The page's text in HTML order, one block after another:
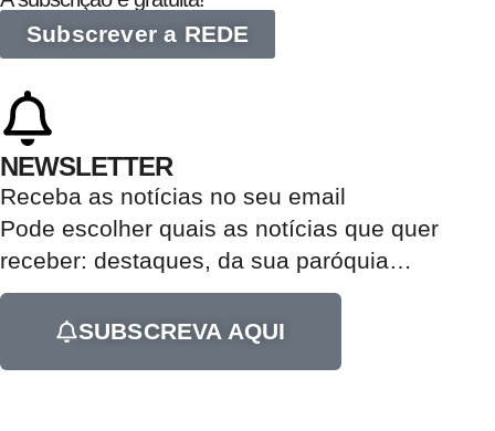
Subscrever a REDE
NEWSLETTER
Receba as notícias no seu email​
Pode escolher quais as notícias que quer
receber: destaques, da sua paróquia…
SUBSCREVA AQUI